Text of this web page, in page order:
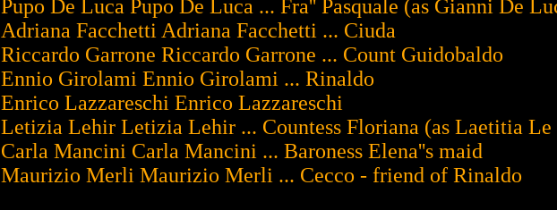
Pupo De Luca Pupo De Luca ... Fra'' Pasquale (as Gianni De
Adriana Facchetti Adriana Facchetti ... Ciuda
Riccardo Garrone Riccardo Garrone ... Count Guidobaldo
Ennio Girolami Ennio Girolami ... Rinaldo
Enrico Lazzareschi Enrico Lazzareschi
Letizia Lehir Letizia Lehir ... Countess Floriana (as Laetitia
Carla Mancini Carla Mancini ... Baroness Elena''s maid
Maurizio Merli Maurizio Merli ... Cecco - friend of Rinaldo